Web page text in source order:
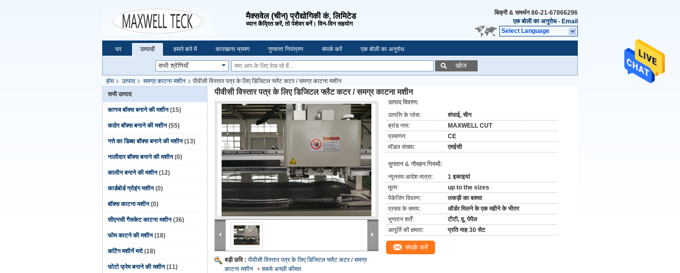
मैक्सवेल (चीन) प्रौद्योगिकी कं, लिमिटेड
ध्यान केंद्रित करें, तो पेशेवर बनें। विन-विन सहयोग
बिक्री & समर्थन86-21-67866296
एक बोली का अनुरोध- Email
Select Language
घर उत्पादों हमारे बारे में कारखाना भ्रमण गुणवत्ता नियंत्रण संपर्क करें एक बोली का अनुरोध
खोज
होम उत्पाद समग्र काटना मशीन
पीवीसी विस्तार पत्र के लिए डिजिटल फ्लैट कटर / समग्र काटना मशीन
सभी उत्पाद
कागज बॉक्स बनाने की मशीन (15)
कठोर बॉक्स बनाने की मशीन (55)
गत्ते का डिब्बा बॉक्स बनाने की मशीन (13)
नालीदार बॉक्स बनाने की मशीन (0)
कालीन बनाने की मशीन (12)
कार्डबोर्ड ग्रोइंग मशीन (0)
बॉक्स काटना मशीन (0)
सीएनसी गैसकेट काटना मशीन (36)
फोम काटने की मशीन (18)
कटिंग मशीनें मरो (18)
फोटो फ्रेम बनाने की मशीन (11)
पीवीसी विस्तार पत्र के लिए डिजिटल फ्लैट कटर / समग्र काटना मशीन
बड़ी छवि : पीवीसी विस्तार पत्र के लिए डिजिटल फ्लैट कटर / समग्र
काटना मशीन
सबसे अच्छी कीमत
उत्पाद विवरण:
उत्पत्ति के प्लेस:
शंघाई, चीन
ब्रांड नाम:
MAXWELL CUT
प्रमाणन:
CE
मॉडल संख्या:
एमईसी
भुगतान & नौवहन नियमों:
न्यूनतम आदेश मात्रा:
1 इकाइयां
मूल्य:
up to the sizes
पैकेजिंग विवरण:
लकड़ी का बक्सा
प्रसव के समय:
ऑर्डर मिलने के एक महीने के भीतर
भुगतान शर्तें:
टीटी, वू, पेपैल
आपूर्ति की क्षमता:
प्रति माह 30 सेट
संपर्क करें